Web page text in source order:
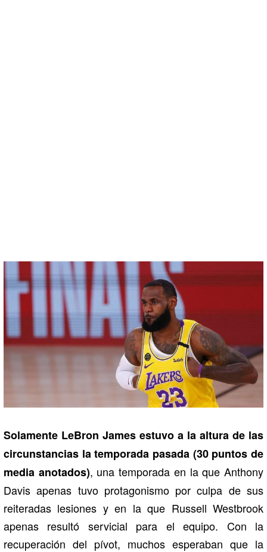
Solamente LeBron James estuvo a la altura de las
circunstancias la temporada pasada (30 puntos de
media anotados), una temporada en la que Anthony
Davis apenas tuvo protagonismo por culpa de sus
reiteradas lesiones y en la que Russell Westbrook
apenas resultó servicial para el equipo. Con la
recuperación del pívot, muchos esperaban que la